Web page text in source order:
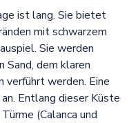
ist lang. Sie bietet
mit schwarzem
Sie werden
Sand, dem klaren
verführt werden. Eine
Entlang dieser Küste
(Calanca und